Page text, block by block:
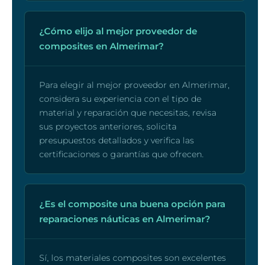
¿Cómo elijo al mejor proveedor de
composites en Almerimar?
Para elegir al mejor proveedor en Almerimar,
considera su experiencia con el tipo de
material y reparación que necesitas, revisa
sus proyectos anteriores, solicita
presupuestos detallados y verifica las
certificaciones o garantías que ofrecen.
¿Es el composite una buena opción para
reparaciones náuticas en Almerimar?
Sí, los materiales composites son excelentes